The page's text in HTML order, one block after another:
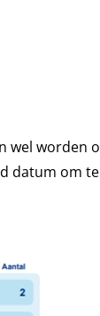
worden
datum om